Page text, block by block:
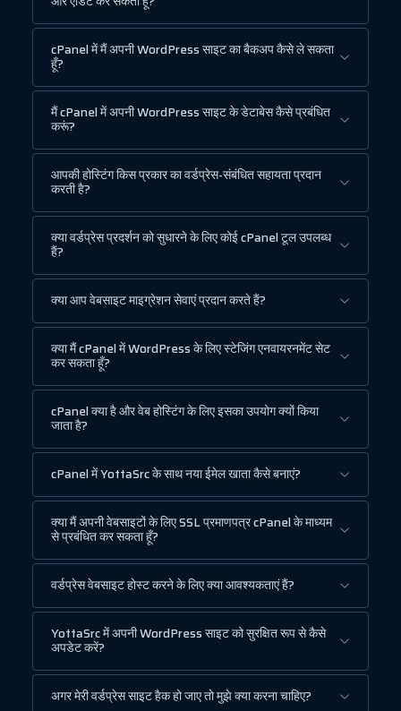
cPanel में मैं अपनी WordPress साइट का बैकअप कैसे ले सकता
हूँ?
मैं cPanel में अपनी WordPress साइट के डेटाबेस कैसे प्रबंधित
करूं?
आपकी होस्टिंग किस प्रकार का वर्डप्रेस-संबंधित सहायता प्रदान
करती है?
क्या वर्डप्रेस प्रदर्शन को सुधारने के लिए कोई cPanel टूल उपलब्ध
हैं?
क्या आप वेबसाइट माइग्रेशन सेवाएं प्रदान करते हैं?
क्या मैं cPanel में WordPress के लिए स्टेजिंग एनवायरनमेंट सेट
कर सकता हूँ?
cPanel क्या है और वेब होस्टिंग के लिए इसका उपयोग क्यों किया
जाता है?
cPanel में YottaSrc के साथ नया ईमेल खाता कैसे बनाएं?
क्या मैं अपनी वेबसाइटों के लिए SSL प्रमाणपत्र cPanel के माध्यम
से प्रबंधित कर सकता हूँ?
वर्डप्रेस वेबसाइट होस्ट करने के लिए क्या आवश्यकताएं हैं?
YottaSrc में अपनी WordPress साइट को सुरक्षित रूप से कैसे
अपडेट करें?
अगर मेरी वर्डप्रेस साइट हैक हो जाए तो मुझे क्या करना चाहिए?